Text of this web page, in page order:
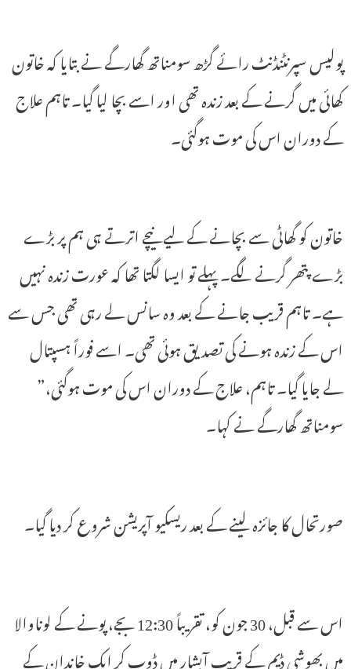
پولیس سپرنٹنڈنٹ رائے گڑھ سومناتھ گھارگے نے بتایا کہ خاتون
کھائی میں گرنے کے بعد زندہ تھی اور اسے بچا لیا گیا۔ تاہم علاج
کے دوران اس کی موت ہوگئی۔
خاتون کو گھاٹی سے بچانے کے لیے نیچے اترتے ہی ہم پر بڑے
بڑے پتھر گرنے لگے۔ پہلے تو ایسا لگتا تھا کہ عورت زندہ نہیں
ہے۔ تاہم قریب جانے کے بعد وہ سانس لے رہی تھی جس سے
اس کے زندہ ہونے کی تصدیق ہوئی تھی۔ اسے فوراً ہسپتال
لے جایا گیا۔ تاہم، علاج کے دوران اس کی موت ہوگئی،”
سومناتھ گھارگے نے کہا۔
صورتحال کا جائزہ لینے کے بعد ریسکیو آپریشن شروع کر دیا گیا۔
اس سے قبل، 30 جون کو، تقریباً 12:30 بجے، پونے کے لوناوالا
میں بھوشی ڈیم کے قریب آبشار میں ڈوب کر ایک خاندان کے